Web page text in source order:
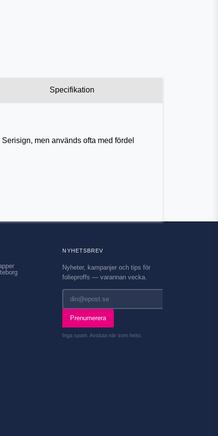
Specifikation
men används ofta med fördel
NYHETSBREV
Nyheter, kampanjer och tips för
folieproffs — varannan vecka.
Prenumerera
Inga spam. Avsluta när som helst.